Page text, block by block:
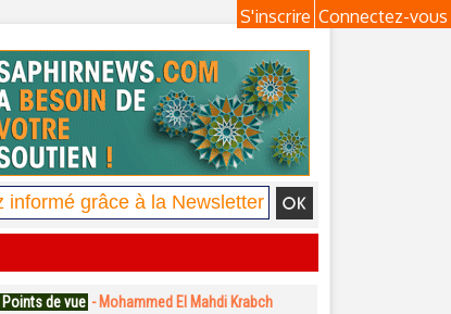
Connectez-vous
S'inscrire
Points de vue - Mohammed El Mahdi Krabch